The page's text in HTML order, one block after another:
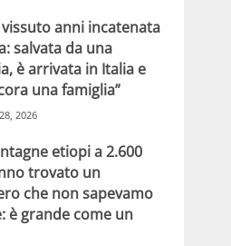
vissuto anni incatenata
salvata da una
è arrivata in Italia e
una famiglia”
2026
etiopi a 2.600
trovato un
che non sapevamo
è grande come un